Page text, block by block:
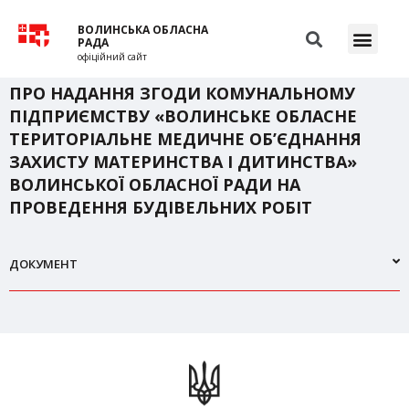
ВОЛИНСЬКА ОБЛАСНА
РАДА
офіційний сайт
ПРО НАДАННЯ ЗГОДИ КОМУНАЛЬНОМУ
ПІДПРИЄМСТВУ «ВОЛИНСЬКЕ ОБЛАСНЕ
ТЕРИТОРІАЛЬНЕ МЕДИЧНЕ ОБ’ЄДНАННЯ
ЗАХИСТУ МАТЕРИНСТВА І ДИТИНСТВА»
ВОЛИНСЬКОЇ ОБЛАСНОЇ РАДИ НА
ПРОВЕДЕННЯ БУДІВЕЛЬНИХ РОБІТ
ДОКУМЕНТ